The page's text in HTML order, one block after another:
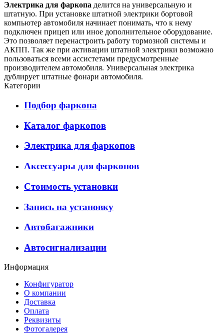
Электрика для фаркопа делится на универсальную и
штатную. При установке штатной электрики бортовой
компьютер автомобиля начинает понимать, что к нему
подключен прицеп или иное дополнительное оборудование.
Это позволяет перенастроить работу тормозной системы и
АКПП. Так же при активации штатной электрики возможно
пользоваться всеми ассистетами предусмотренные
производителем автомобиля. Универсальная электрика
дублирует штатные фонари автомобиля.
Категории
Подбор фаркопа
Каталог фаркопов
Электрика для фаркопов
Аксессуары для фаркопов
Стоимость установки
Запись на установку
Автобагажники
Автосигнализации
Информация
Конфигуратор
О компании
Доставка
Оплата
Реквизиты
Фотогалерея